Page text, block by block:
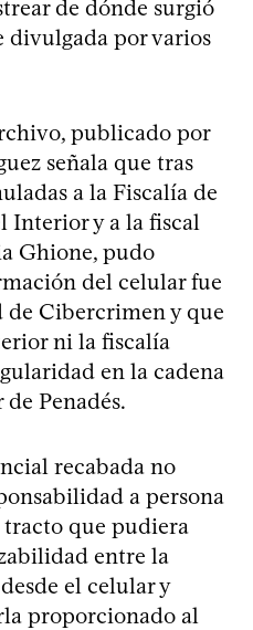
de dónde surgió
por varios
publicado por
señala que tras
a la Fiscalía de
Interior y a la fiscal
Ghione, pudo
del celular fue
Cibercrimen y que
ni la fiscalía
en la cadena
Penadés.
recabada no
a persona
que pudiera
entre la
el celular y
proporcionado al